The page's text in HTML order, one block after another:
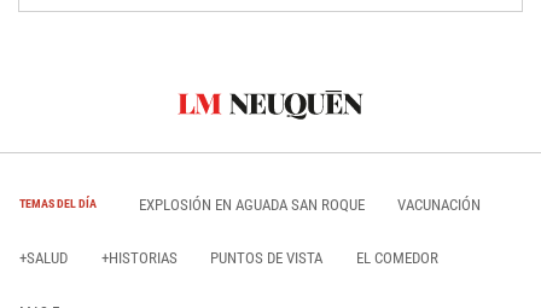
TEMAS DEL DÍA EXPLOSIÓN EN AGUADA SAN ROQUE VACUNACIÓN
+SALUD +HISTORIAS PUNTOS DE VISTA EL COMEDOR